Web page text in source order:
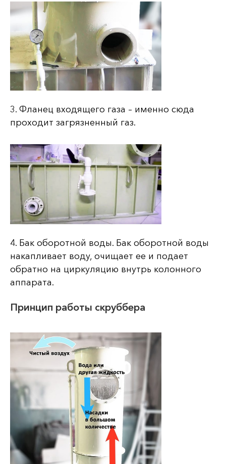
3. Фланец входящего газа – именно сюда
проходит загрязненный газ.
4. Бак оборотной воды. Бак оборотной воды
накапливает воду, очищает ее и подает
обратно на циркуляцию внутрь колонного
аппарата.
Принцип работы скруббера